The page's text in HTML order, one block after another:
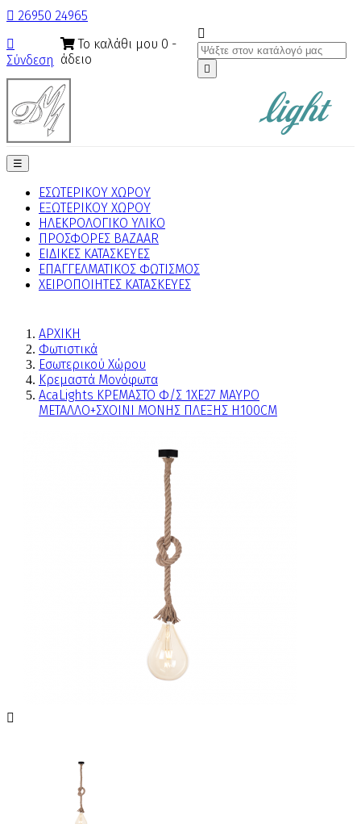
 26950 24965

Σύνδεση
Το καλάθι μου 0 -
άδειο


Toggle
navigation
☰
ΕΣΩΤΕΡΙΚΟΥ ΧΩΡΟΥ
ΕΞΩΤΕΡΙΚΟΥ ΧΩΡΟΥ
ΗΛΕΚΡΟΛΟΓΙΚΟ ΥΛΙΚΟ
ΠΡΟΣΦΟΡΕΣ BAZAAR
ΕΙΔΙΚΕΣ ΚΑΤΑΣΚΕΥΕΣ
ΕΠΑΓΓΕΛΜΑΤΙΚΟΣ ΦΩΤΙΣΜΟΣ
ΧΕΙΡΟΠΟΙΗΤΕΣ ΚΑΤΑΣΚΕΥΕΣ
ΑΡΧΙΚΗ
Φωτιστικά
Εσωτερικού Χώρου
Κρεμαστά Μονόφωτα
AcaLights ΚΡΕΜΑΣΤΟ Φ/Σ 1ΧΕ27 ΜΑΥΡΟ
ΜΕΤΑΛΛΟ+ΣΧΟΙΝΙ ΜΟΝΗΣ ΠΛΕΞΗΣ Η100CM
